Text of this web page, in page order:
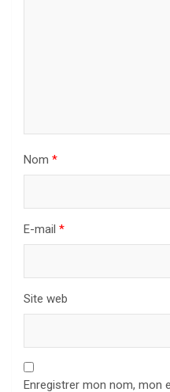
Nom *
E-mail *
Site web
Enregistrer mon nom, mon